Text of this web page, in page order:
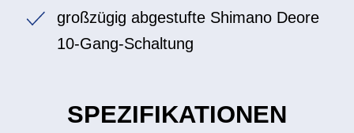
großzügig abgestufte Shimano Deore
10-Gang-Schaltung
SPEZIFIKATIONEN